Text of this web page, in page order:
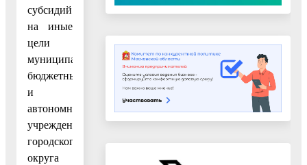
субсидий
на иные
цели
муниципальным
бюджетным
и
автономным
учреждениям
городского
округа